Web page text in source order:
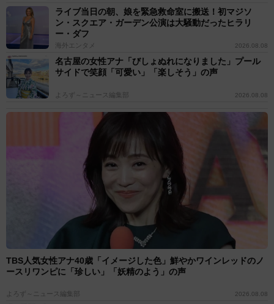
ライブ当日の朝、娘を緊急救命室に搬送！初マジソ
ン・スクエア・ガーデン公演は大騒動だったヒラリ
ー・ダフ
海外エンタメ 2026.08.08
名古屋の女性アナ「びしょぬれになりました」プール
サイドで笑顔「可愛い」「楽しそう」の声
よろず～ニュース編集部 2026.08.08
TBS人気女性アナ40歳「イメージした色」鮮やかワインレッドのノ
ースリワンピに「珍しい」「妖精のよう」の声
よろず～ニュース編集部 2026.08.08